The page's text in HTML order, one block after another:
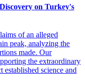
on Turkey's
of an alleged
peak, analyzing the
made. Our
the extraordinary
science and